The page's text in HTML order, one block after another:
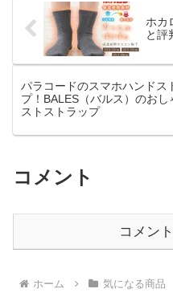
ホカ
と評
パラコードのスマホハンドス
プ！BALES（バルス）のおし
ストストラップ
コメント
コメン
ホーム 気になる商品